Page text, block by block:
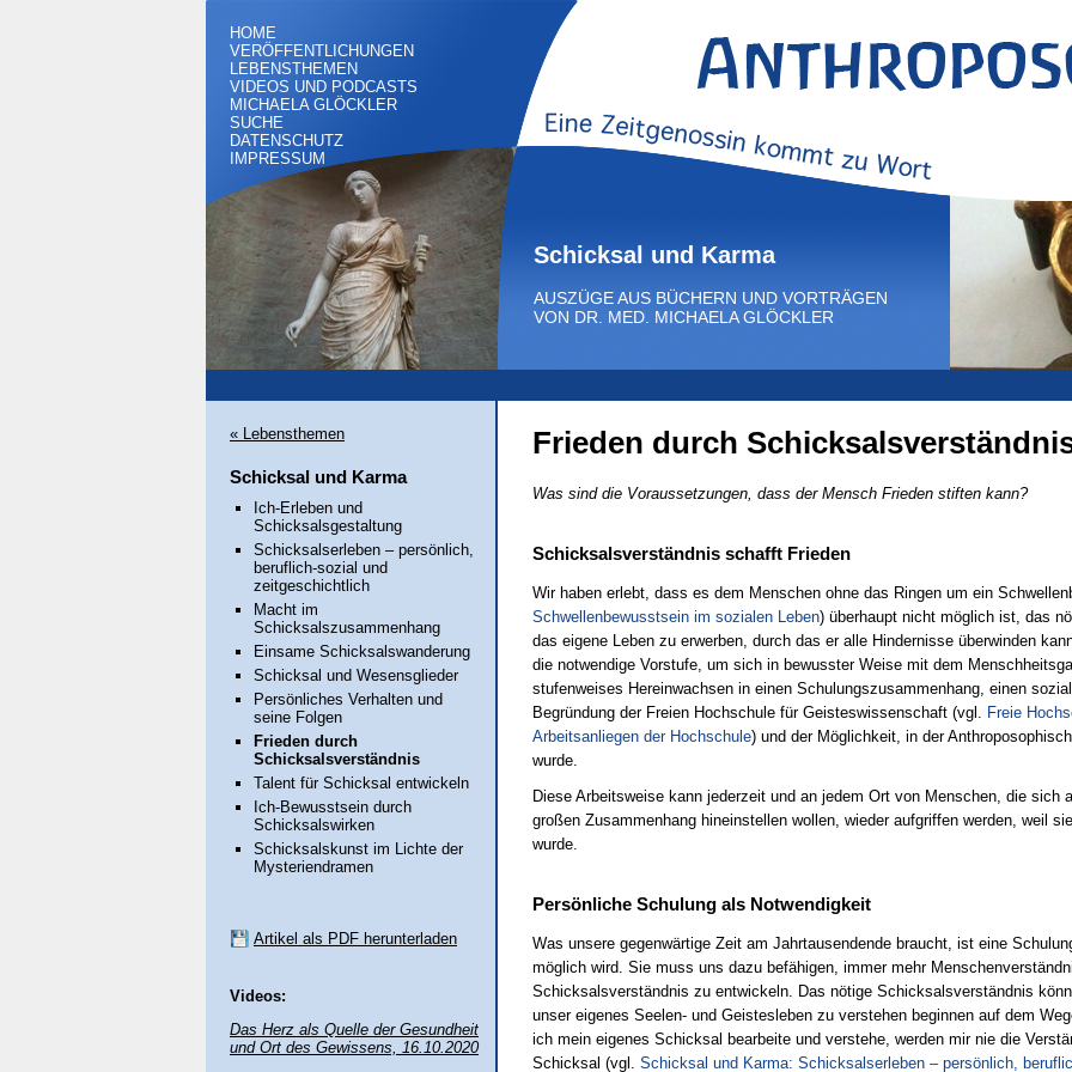
HOME
VERÖFFENTLICHUNGEN
LEBENSTHEMEN
VIDEOS UND PODCASTS
MICHAELA GLÖCKLER
SUCHE
DATENSCHUTZ
IMPRESSUM
Schicksal und Karma
AUSZÜGE AUS BÜCHERN UND VORTRÄGEN
VON DR. MED. MICHAELA GLÖCKLER
Frieden durch
Was sind die Voraussetzungen, dass der Mensch Frieden stiften kann?
Schicksalsverständnis schafft Frieden
Wir haben erlebt, dass es dem Menschen ohne das Ringen um ein
Schwellenbewusstsein im sozialen Leben) überhaupt nicht möglich ist, das
das eigene Leben zu erwerben, durch das er alle Hindernisse überwinden
die notwendige Vorstufe, um sich in bewusster Weise mit dem
stufenweises Hereinwachsen in einen Schulungszusammenhang, einen
Begründung der Freien Hochschule für Geisteswissenschaft (vgl.
Freie
Arbeitsanliegen der Hochschule) und der Möglichkeit, in der
wurde.
Diese Arbeitsweise kann jederzeit und an jedem Ort von Menschen, die sich
großen Zusammenhang hineinstellen wollen, wieder aufgriffen werden, weil
wurde.
Persönliche Schulung als Notwendigkeit
Was unsere gegenwärtige Zeit am Jahrtausendende braucht, ist eine
möglich wird. Sie muss uns dazu befähigen, immer mehr
Schicksalsverständnis zu entwickeln. Das nötige Schicksalsverständnis
unser eigenes Seelen- und Geistesleben zu verstehen beginnen auf dem
ich mein eigenes Schicksal bearbeite und verstehe, werden mir nie die
Schicksal (vgl. Schicksal und Karma: Schicksalserleben – persönlich,
« Lebensthemen
Schicksal und Karma
Ich-Erleben und
Schicksalsgestaltung
Schicksalserleben – persönlich,
beruflich-sozial und
zeitgeschichtlich
Macht im
Schicksalszusammenhang
Einsame Schicksalswanderung
Schicksal und Wesensglieder
Persönliches Verhalten und
seine Folgen
Frieden durch
Schicksalsverständnis
Talent für Schicksal entwickeln
Ich-Bewusstsein durch
Schicksalswirken
Schicksalskunst im Lichte der
Mysteriendramen
Artikel als PDF herunterladen
Videos:
Das Herz als Quelle der Gesundheit
und Ort des Gewissens, 16.10.2020